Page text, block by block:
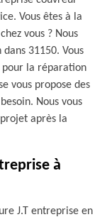
Vous êtes à la
vous ? Nous
31150. Vous
pour la réparation
vous propose des
Nous vous
après la
à
J.T entreprise en